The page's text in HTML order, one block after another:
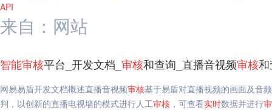
API
来自：网站
智能审核平台_开发文档_ 审核和查询_直播音视频审核
网易易盾开发文档概述直播音视频审核基于易盾对直播视频的画面及音
判，以创新的直播电视墙的模式进行人工审核 ，可查看实时数据并进行